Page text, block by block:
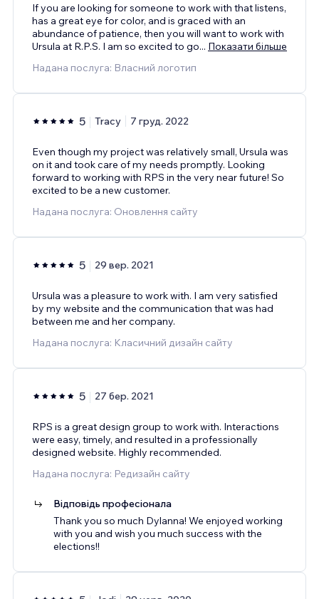
If you are looking for someone to work with that listens,
has a great eye for color, and is graced with an
abundance of patience, then you will want to work with
Ursula at R.P.S. I am so excited to go... Показати більше
Надана послуга: Власний логотип
5 Tracy 7 груд. 2022
Even though my project was relatively small, Ursula was
on it and took care of my needs promptly. Looking
forward to working with RPS in the very near future! So
excited to be a new customer.
Надана послуга: Оновлення сайту
5 29 вер. 2021
Ursula was a pleasure to work with. I am very satisfied
by my website and the communication that was had
between me and her company.
Надана послуга: Класичний дизайн сайту
5 27 бер. 2021
RPS is a great design group to work with. Interactions
were easy, timely, and resulted in a professionally
designed website. Highly recommended.
Надана послуга: Редизайн сайту
Відповідь професіонала
Thank you so much Dylanna! We enjoyed working
with you and wish you much success with the
elections!!